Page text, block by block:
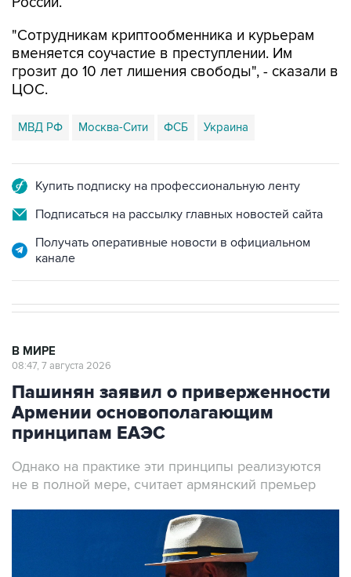
"Сотрудникам криптообменника и курьерам
вменяется соучастие в преступлении. Им
грозит до 10 лет лишения свободы", - сказали в
ЦОС.
МВД РФ Москва-Сити ФСБ Украина
Купить подписку на профессиональную ленту
Подписаться на рассылку главных новостей сайта
Получать оперативные новости в официальном
канале
В МИРЕ
08:47, 7 августа 2026
Пашинян заявил о приверженности
Армении основополагающим
принципам ЕАЭС
Однако на практике эти принципы реализуются
не в полной мере, считает армянский премьер